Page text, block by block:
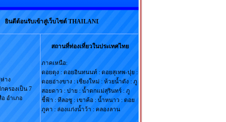
นดีต้อนรับเข้าสู่เว็บไซต์ THAILANDSIAM.COM
าง
ครองเป็น 7
อำเภอ
สถานที่ท่องเที่ยวในประเทศไทย
ภาคเหนือ:
ดอยตุง : ดอยอินทนนท์ : ดอยสุเทพ-ปุย :
ดอยอ่างขาง : เชียงใหม่ : ห้วยน้ำดัง : ภู
สอยดาว : ปาย : น้ำตกแม่สุรินทร์ : ภู
ชี้ฟ้า : ทีลอซู : เขาค้อ : น้ำหนาว : ดอย
ภูคา : ล่องแก่งน้ำว้า : คลองลาน